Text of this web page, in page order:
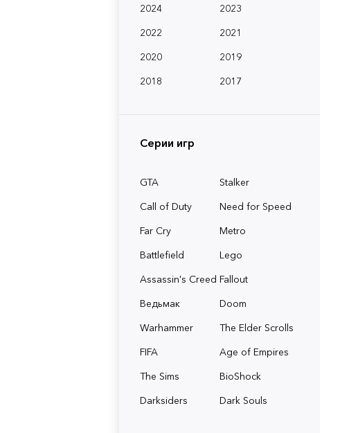
2024
2023
2022
2021
2020
2019
2018
2017
Серии игр
GTA
Stalker
Call of Duty
Need for Speed
Far Cry
Metro
Battlefield
Lego
Assassin's Creed Fallout
Ведьмак
Doom
Warhammer
The Elder Scrolls
FIFA
Age of Empires
The Sims
BioShock
Darksiders
Dark Souls